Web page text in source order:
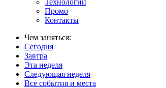
Технологии
Промо
Контакты
Чем заняться:
Сегодня
Завтра
Эта неделя
Следующая неделя
Все события и места